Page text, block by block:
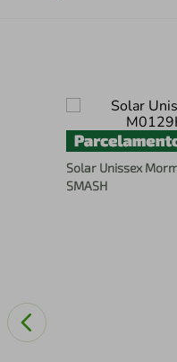
Solar Unissex
SMASH